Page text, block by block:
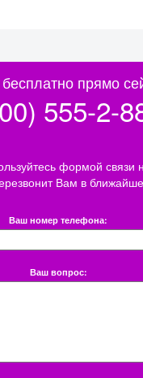
прямо
555-2-
формой связи
Вам в
Ваш номер телефона:
Ваш вопрос: